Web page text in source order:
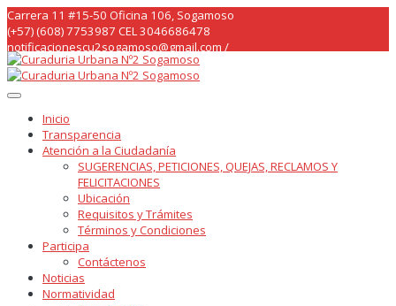
Skip
to
content
Carrera 11 #15-50 Oficina 106, Sogamoso
(+57) (608) 7753987 CEL 3046686478
notificacionescu2sogamoso@gmail.com /
curaduria2sogamoso@gmail.com /
Inicio
Transparencia
Atención a la Ciudadanía
SUGERENCIAS, PETICIONES, QUEJAS, RECLAMOS Y
FELICITACIONES
Ubicación
Requisitos y Trámites
Términos y Condiciones
Participa
Contáctenos
Noticias
Normatividad